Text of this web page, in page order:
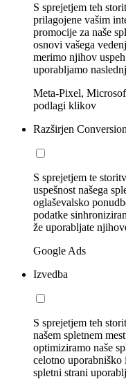
S sprejetjem teh
prilagojene vašim
promocije za naše
osnovi vašega
merimo njihov
uporabljamo
Meta-Pixel,
podlagi klikov
Razširjen
S sprejetjem te
uspešnost našega
oglaševalsko
podatke
že uporabljate
Google Ads
Izvedba
S sprejetjem teh
našem spletnem
optimiziramo naše
celotno uporabniško
spletni strani